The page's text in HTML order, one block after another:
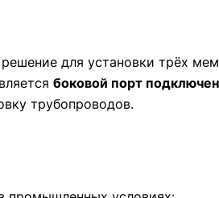
для установки трёх
боковой порт
трубопроводов.